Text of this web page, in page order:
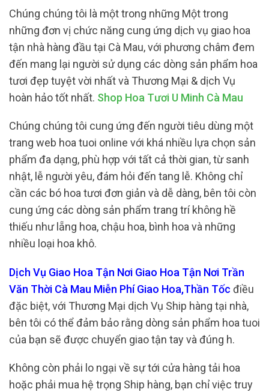
Chúng chúng tôi là một trong những Một trong
những đơn vị chức năng cung ứng dịch vụ giao hoa
tận nhà hàng đầu tại Cà Mau, với phương châm đem
đến mang lại người sử dụng các dòng sản phẩm hoa
tươi đẹp tuyệt vời nhất và Thương Mại & dịch Vụ
hoàn hảo tốt nhất. Shop Hoa Tươi U Minh Cà Mau
Chúng chúng tôi cung ứng đến người tiêu dùng một
trang web hoa tuoi online với khá nhiều lựa chọn sản
phẩm đa dạng, phù hợp với tất cả thời gian, từ sanh
nhật, lễ người yêu, đám hỏi đến tang lễ. Không chỉ
cần các bó hoa tươi đơn giản và dễ dàng, bên tôi còn
cung ứng các dòng sản phẩm trang trí không hề
thiếu như lẵng hoa, chậu hoa, bình hoa và những
nhiều loại hoa khô.
Dịch Vụ Giao Hoa Tận Nơi Giao Hoa Tận Nơi Trần
Văn Thời Cà Mau Miễn Phí Giao Hoa,Thần Tốc điều
đặc biệt, với Thương Mại dịch Vụ Ship hàng tại nhà,
bên tôi có thể đảm bảo rằng dòng sản phẩm hoa tuoi
của bạn sẽ được chuyển giao tận tay và đúng h.
Không còn phải lo ngại về sự tới cửa hàng tải hoa
hoặc phải mua hệ trọng Ship hàng, bạn chỉ việc truy